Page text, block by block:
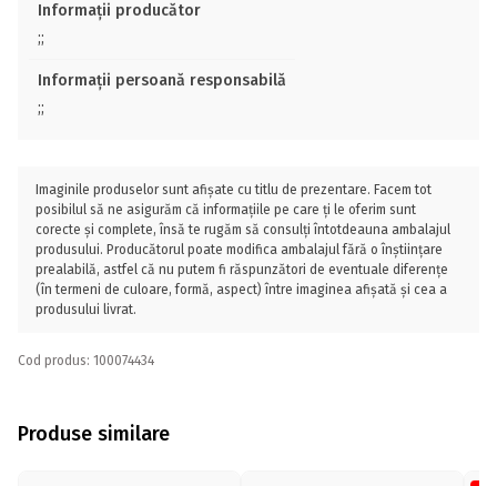
Informații producător
;;
Informații persoană responsabilă
;;
Imaginile produselor sunt afișate cu titlu de prezentare. Facem tot
posibilul să ne asigurăm că informațiile pe care ți le oferim sunt
corecte și complete, însă te rugăm să consulți întotdeauna ambalajul
produsului. Producătorul poate modifica ambalajul fără o înștiințare
prealabilă, astfel că nu putem fi răspunzători de eventuale diferențe
(în termeni de culoare, formă, aspect) între imaginea afișată și cea a
produsului livrat.
Cod produs: 100074434
Produse similare